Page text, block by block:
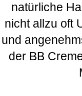
natürliche
nicht allzu oft
und
der BB